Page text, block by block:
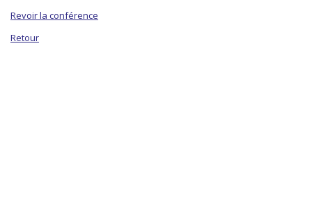
Revoir la conférence
Retour